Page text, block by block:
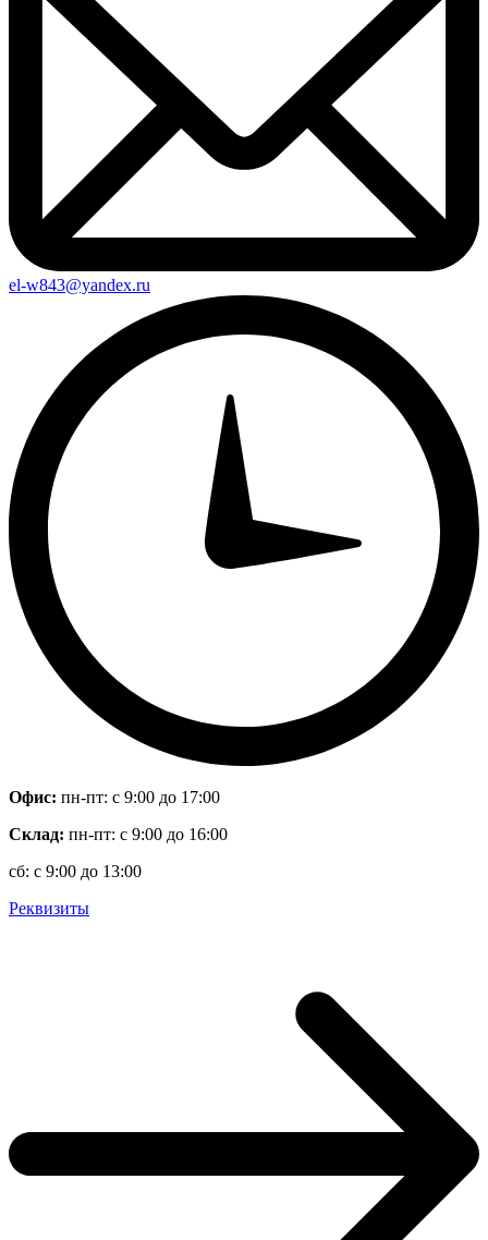
el-w843@yandex.ru
Офис: пн-пт: с 9:00 до 17:00
Склад: пн-пт: с 9:00 до 16:00
сб: с 9:00 до 13:00
Реквизиты